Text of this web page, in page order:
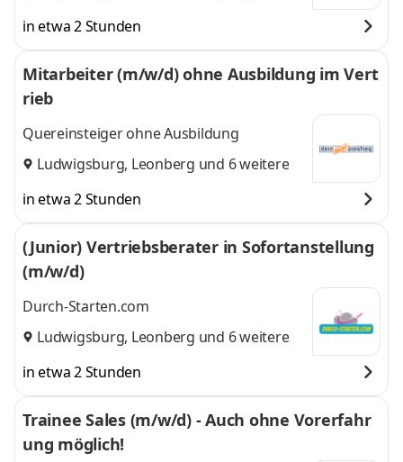
in etwa 2 Stunden
Mitarbeiter (m/w/d) ohne Ausbildung im Vert
rieb
Quereinsteiger ohne Ausbildung
Ludwigsburg, Leonberg und 6 weitere
in etwa 2 Stunden
(Junior) Vertriebsberater in Sofortanstellung
(m/w/d)
Durch-Starten.com
Ludwigsburg, Leonberg und 6 weitere
in etwa 2 Stunden
Trainee Sales (m/w/d) - Auch ohne Vorerfahr
ung möglich!